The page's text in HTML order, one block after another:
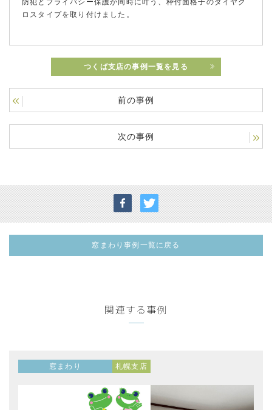
ロスタイプを取り付けました。
つくば支店の事例一覧を見る
前の事例
次の事例
窓まわり事例一覧に戻る
関連する事例
窓まわり 札幌支店